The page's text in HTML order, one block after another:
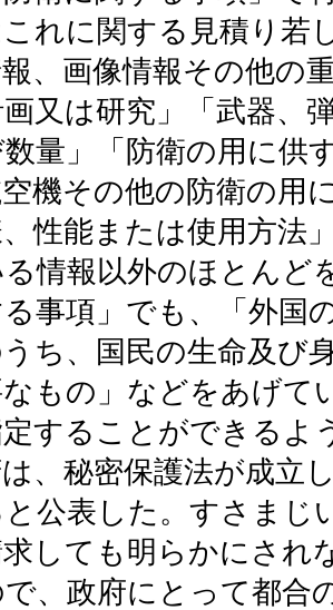
れに関する見積り若
、画像情報その他の
画又は研究」「武器、
量」「防衛の用に供
機その他の防衛の用
性能または使用方法
情報以外のほとんど
事項」でも、「外国
ち、国民の生命及び
もの」などをあげて
することができるよ
、秘密保護法が成立
公表した。すさまじ
しても明らかにされ
、政府にとって都合